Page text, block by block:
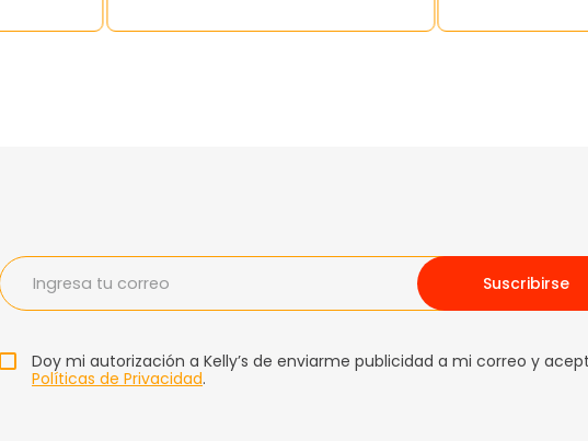
Suscribirse
Doy mi autorización a Kelly’s de enviarme publicidad a mi correo y
Políticas de Privacidad.